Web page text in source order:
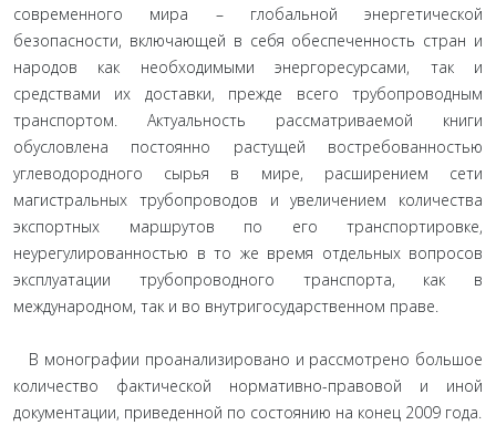
современного мира – глобальной энергетической
безопасности, включающей в себя обеспеченность стран и
народов как необходимыми энергоресурсами, так и
средствами их доставки, прежде всего трубопроводным
транспортом. Актуальность рассматриваемой книги
обусловлена постоянно растущей востребованностью
углеводородного сырья в мире, расширением сети
магистральных трубопроводов и увеличением количества
экспортных маршрутов по его транспортировке,
неурегулированностью в то же время отдельных вопросов
эксплуатации трубопроводного транспорта, как в
международном, так и во внутригосударственном праве.
В монографии проанализировано и рассмотрено большое
количество фактической нормативно-правовой и иной
документации, приведенной по состоянию на конец 2009 года.